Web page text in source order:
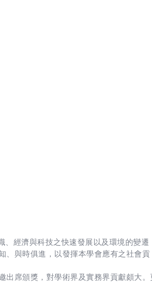
經濟與科技之快速發展以及環境的變遷
、與時俱進，以發揮本學會應有之社會貢
出席頒獎，對學術界及實務界貢獻頗大。